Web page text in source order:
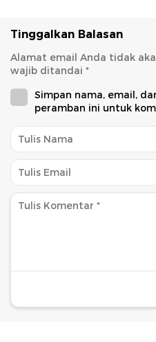
Tinggalkan Balasan
Alamat email Anda tidak
wajib ditandai *
Simpan nama, email,
peramban ini untuk